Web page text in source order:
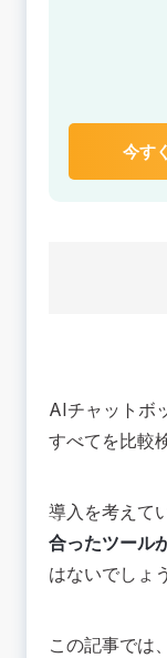
今す
🟢AIチャット
分類①「AI搭
or「OEM」
分類③非AI搭
のツール13選
②PEP｜自社
AIチャットボ
すべてを比較
導入を考えて
合ったツール
はないでしょ
この記事では